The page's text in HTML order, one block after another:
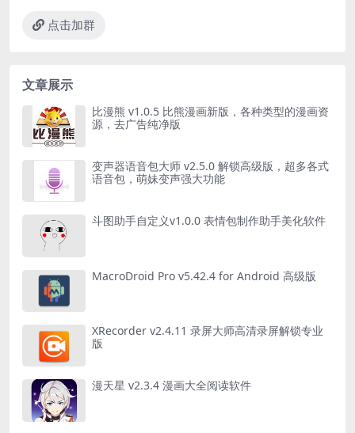
点击加群
文章展示
比漫熊 v1.0.5 比熊漫画新版，各种类型的漫画资
源，去广告纯净版
变声器语音包大师 v2.5.0 解锁高级版，超多各式
语音包，萌妹变声强大功能
斗图助手自定义v1.0.0 表情包制作助手美化软件
MacroDroid Pro v5.42.4 for Android 高级版
XRecorder v2.4.11 录屏大师高清录屏解锁专业
版
漫天星 v2.3.4 漫画大全阅读软件